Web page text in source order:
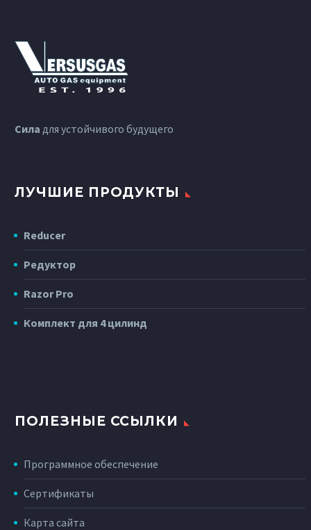
Сила для устойчивого будущего
ЛУЧШИЕ ПРОДУКТЫ
Reducer
Редуктор
Razor Pro
Комплект для 4 цилинд
ПОЛЕЗНЫЕ ССЫЛКИ
Программное обеспечение
Сертификаты
Карта сайта